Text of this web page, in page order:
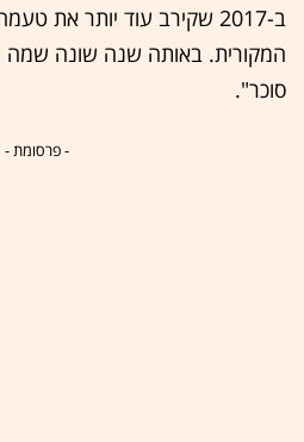
ב-2017 שקירב עוד יותר את
המקורית. באותה שנה שונה שמה
סוכר".
- פרסומת -